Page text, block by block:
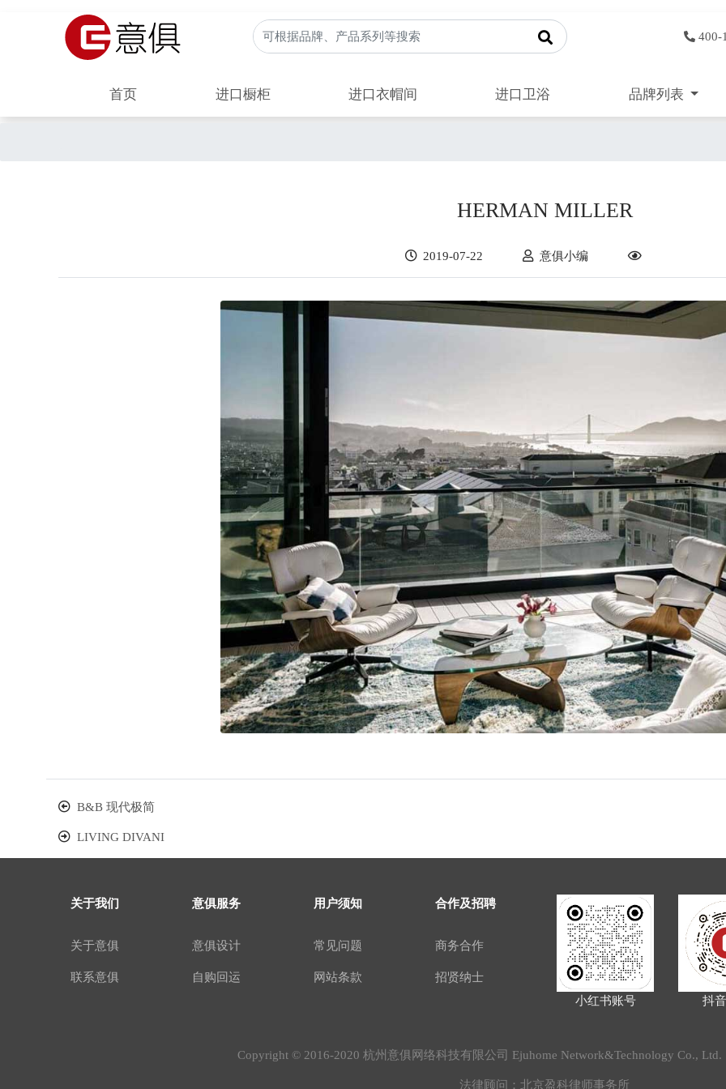
400-
首页 进口橱柜 进口衣帽间 进口卫浴 品牌列表
HERMAN MILLER
2019-07-22 意俱小编
B&B 现代极简
LIVING DIVANI
关于我们
关于意俱
联系意俱
意俱服务
意俱设计
自购回运
用户须知
常见问题
网站条款
合作及招聘
商务合作
招贤纳士
小红书账号
抖
Copyright © 2016-2020 杭州意俱网络科技有限公司 Ejuhome Network&Technology Co.,
法律顾问：北京盈科律师事务所